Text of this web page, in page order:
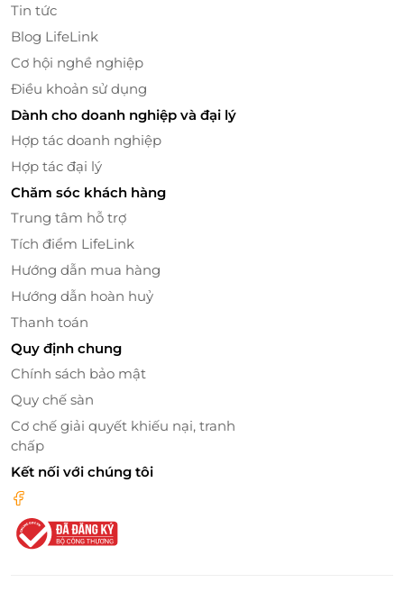
khách về chất lượng dịch vụ và trải nghiệm nghỉ
dưỡng.
Đặt voucher phòng Family Xuân Anh
Garden ưu đãi cùng LifeLink
Lý do nên đặt voucher qua LifeLink
Tin tức
Blog LifeLink
Cơ hội nghề nghiệp
Điều khoản sử dụng
Dành cho doanh nghiệp và đại lý
Hợp tác doanh nghiệp
Hợp tác đại lý
Chăm sóc khách hàng
Trung tâm hỗ trợ
Tích điểm LifeLink
Hướng dẫn mua hàng
Hướng dẫn hoàn huỷ
Thanh toán
Quy định chung
Chính sách bảo mật
Quy chế sàn
Cơ chế giải quyết khiếu nại, tranh
chấp
Kết nối với chúng tôi